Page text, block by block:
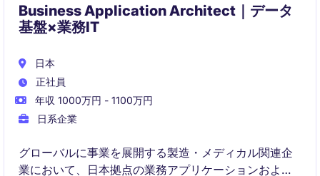
Business Application Architect｜データ
基盤×業務IT
日本
正社員
年収 1000万円 - 1100万円
日系企業
グローバルに事業を展開する製造・メディカル関連企
業において、日本拠点の業務アプリケーションおよび